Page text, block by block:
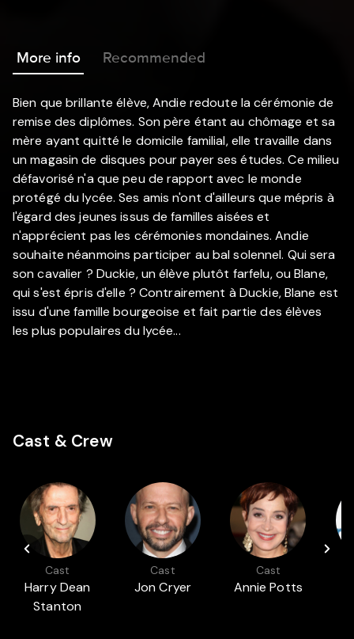
More info Recommended
Bien que brillante élève, Andie redoute la cérémonie de
remise des diplômes. Son père étant au chômage et sa
mère ayant quitté le domicile familial, elle travaille dans
un magasin de disques pour payer ses études. Ce milieu
défavorisé n'a que peu de rapport avec le monde
protégé du lycée. Ses amis n'ont d'ailleurs que mépris à
l'égard des jeunes issus de familles aisées et
n'apprécient pas les cérémonies mondaines. Andie
souhaite néanmoins participer au bal solennel. Qui sera
son cavalier ? Duckie, un élève plutôt farfelu, ou Blane,
qui s'est épris d'elle ? Contrairement à Duckie, Blane est
issu d'une famille bourgeoise et fait partie des élèves
les plus populaires du lycée...
Cast & Crew
Cast
Harry Dean
Stanton
Cast
Jon Cryer
Cast
Annie Potts